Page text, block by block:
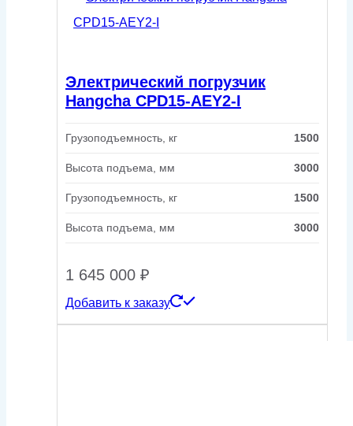
Электрический погрузчик
Hangcha CPD15-AEY2-I
Грузоподъемность, кг 1500
Высота подъема, мм 3000
Грузоподъемность, кг 1500
Высота подъема, мм 3000
1 645 000 ₽
Добавить к заказу